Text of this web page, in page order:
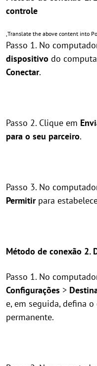
controle
,Translate the above content into
Passo 1. No
dispositivo do
Conectar.
Passo 2. Clique em
para o seu parceiro.
Passo 3. No
Permitirpara
Método de conexão 2.
Passo 1. No
Configurações >
e, em seguida, defina
permanente.